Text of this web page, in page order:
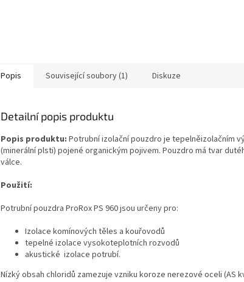
Popis Související soubory (1) Diskuze
Detailní popis produktu
Popis produktu: Potrubní izolační pouzdro je tepelněizolačním
(minerální plsti) pojené organickým pojivem. Pouzdro má tvar
válce.
Použití:
Potrubní pouzdra ProRox PS 960 jsou určeny pro:
Izolace komínových těles a kouřovodů
tepelné izolace vysokoteplotních rozvodů
akustické izolace potrubí.
Nízký obsah chloridů zamezuje vzniku koroze nerezové oceli (AS